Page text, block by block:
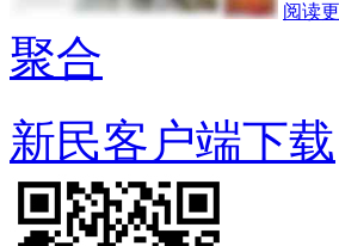
阅读
聚合
新民客户端下载